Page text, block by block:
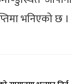
भनिएको छ ।